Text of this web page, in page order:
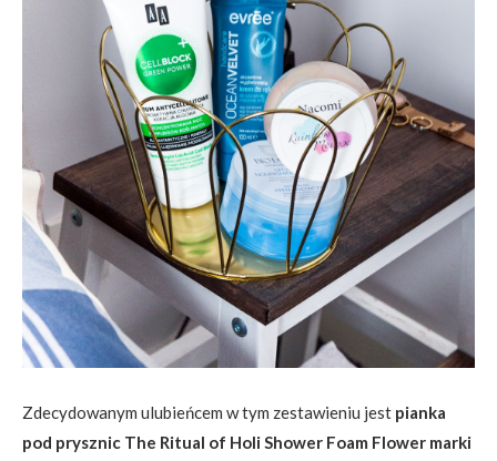
Zdecydowanym ulubieńcem w tym zestawieniu jest pianka
pod prysznic The Ritual of Holi Shower Foam Flower marki